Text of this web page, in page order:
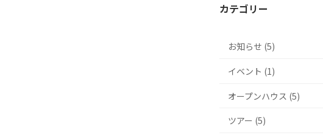
カテゴリー
お知らせ (5)
イベント (1)
オープンハウス (5)
ツアー (5)